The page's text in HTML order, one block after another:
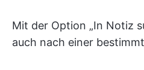
Mit der Option „In Notiz
auch nach einer